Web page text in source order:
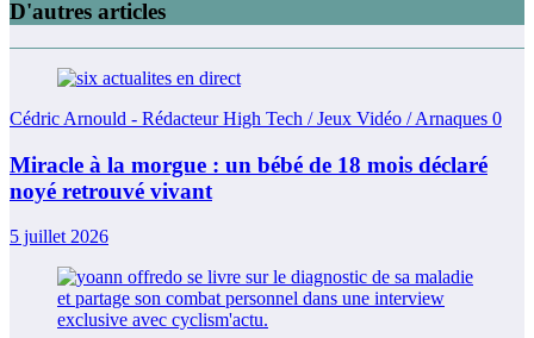
D'autres articles
Cédric Arnould - Rédacteur High Tech / Jeux Vidéo / Arnaques 0
Miracle à la morgue : un bébé de 18 mois déclaré
noyé retrouvé vivant
5 juillet 2026